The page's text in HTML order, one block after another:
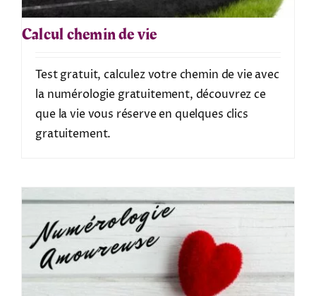
Calcul chemin de vie
Test gratuit, calculez votre chemin de vie avec
la numérologie gratuitement, découvrez ce
que la vie vous réserve en quelques clics
gratuitement.